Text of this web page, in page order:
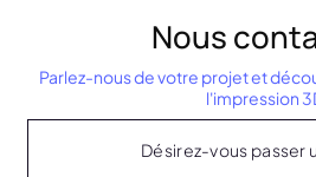
Nous
Parlez-nous de votre projet et
l'impression
Désirez-vous passer